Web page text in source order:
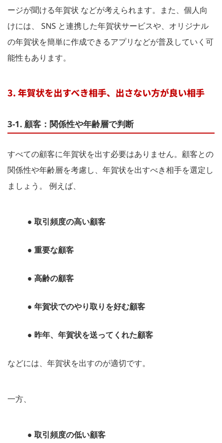
ージが聞ける年賀状 などが考えられます。また、個人向
けには、 SNS と連携した年賀状サービスや、オリジナル
の年賀状を簡単に作成できるアプリなどが普及していく可
能性もあります。
3. 年賀状を出すべき相手、出さない方が良い相手
3-1. 顧客：関係性や年齢層で判断
すべての顧客に年賀状を出す必要はありません。顧客との
関係性や年齢層を考慮し、年賀状を出すべき相手を選定し
ましょう。 例えば、
● 取引頻度の高い顧客
● 重要な顧客
● 高齢の顧客
● 年賀状でのやり取りを好む顧客
● 昨年、年賀状を送ってくれた顧客
などには、年賀状を出すのが適切です。
一方、
● 取引頻度の低い顧客